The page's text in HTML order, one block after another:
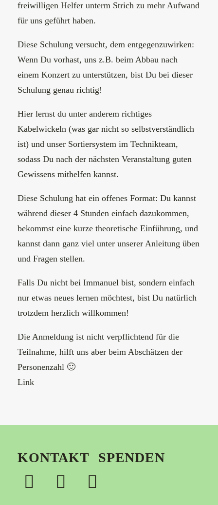
freiwilligen Helfer unterm Strich zu mehr Aufwand
für uns geführt haben.
Diese Schulung versucht, dem entgegenzuwirken:
Wenn Du vorhast, uns z.B. beim Abbau nach
einem Konzert zu unterstützen, bist Du bei dieser
Schulung genau richtig!
Hier lernst du unter anderem richtiges
Kabelwickeln (was gar nicht so selbstverständlich
ist) und unser Sortiersystem im Technikteam,
sodass Du nach der nächsten Veranstaltung guten
Gewissens mithelfen kannst.
Diese Schulung hat ein offenes Format: Du kannst
während dieser 4 Stunden einfach dazukommen,
bekommst eine kurze theoretische Einführung, und
kannst dann ganz viel unter unserer Anleitung üben
und Fragen stellen.
Falls Du nicht bei Immanuel bist, sondern einfach
nur etwas neues lernen möchtest, bist Du natürlich
trotzdem herzlich willkommen!
Die Anmeldung ist nicht verpflichtend für die
Teilnahme, hilft uns aber beim Abschätzen der
Personenzahl 🙂
Link
KONTAKT SPENDEN